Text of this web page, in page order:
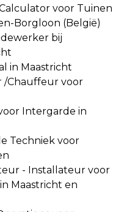
voor Tuinen
Borgloon (België)
bij
in Maastricht
/Chauffeur voor
Intergarde in
Techniek voor
- Installateur voor
Maastricht en